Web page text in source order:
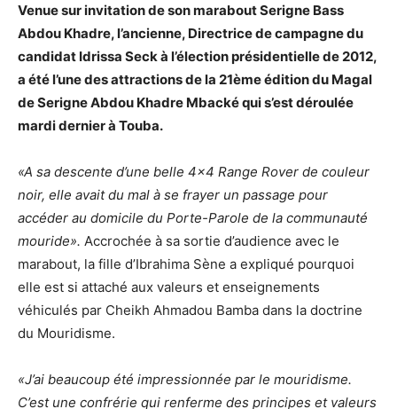
Venue sur invitation de son marabout Serigne Bass
Abdou Khadre, l’ancienne, Directrice de campagne du
candidat Idrissa Seck à l’élection présidentielle de 2012,
a été l’une des attractions de la 21ème édition du Magal
de Serigne Abdou Khadre Mbacké qui s’est déroulée
mardi dernier à Touba.
«A sa descente d’une belle 4×4 Range Rover de couleur
noir, elle avait du mal à se frayer un passage pour
accéder au domicile du Porte-Parole de la communauté
mouride». Accrochée à sa sortie d’audience avec le
marabout, la fille d’Ibrahima Sène a expliqué pourquoi
elle est si attaché aux valeurs et enseignements
véhiculés par Cheikh Ahmadou Bamba dans la doctrine
du Mouridisme.
«J’ai beaucoup été impressionnée par le mouridisme.
C’est une confrérie qui renferme des principes et valeurs